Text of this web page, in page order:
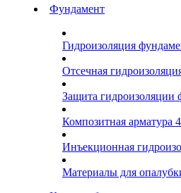
Фундамент
Гидроизоляция
Отсечная
Защита гидроизоляции
Композитная арматура 4
Инъекционная
Материалы для